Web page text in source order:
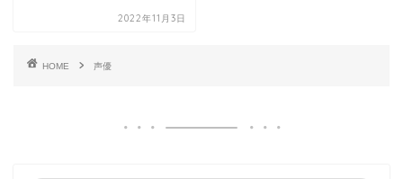
2022年11月3日
HOME 声優